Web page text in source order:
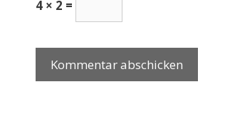
4 × 2 =